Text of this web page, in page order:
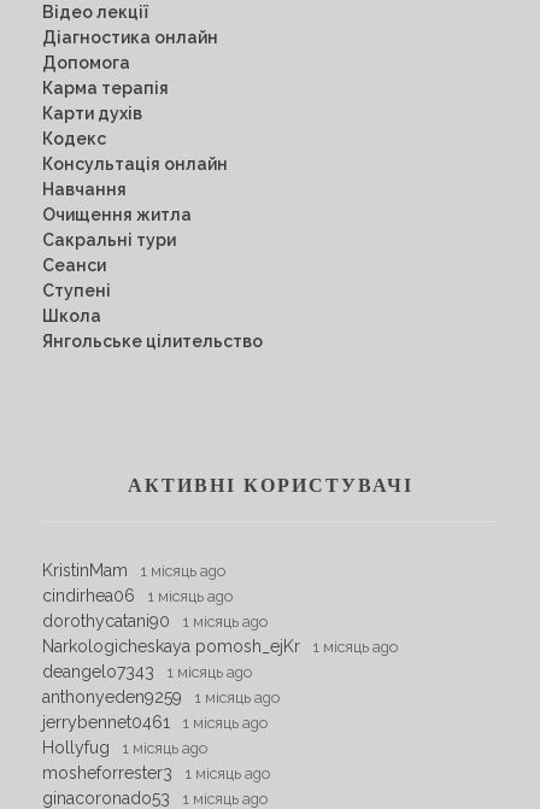
Відео лекції
Діагностика онлайн
Допомога
Карма терапія
Карти духів
Кодекс
Консультація онлайн
Навчання
Очищення житла
Сакральні тури
Сеанси
Ступені
Школа
Янгольське цілительство
АКТИВНІ КОРИСТУВАЧІ
KristinMam 1 місяць ago
cindirhea06 1 місяць ago
dorothycatani90 1 місяць ago
Narkologicheskaya pomosh_ejKr 1 місяць ago
deangelo7343 1 місяць ago
anthonyeden9259 1 місяць ago
jerrybennet0461 1 місяць ago
Hollyfug 1 місяць ago
mosheforrester3 1 місяць ago
ginacoronado53 1 місяць ago